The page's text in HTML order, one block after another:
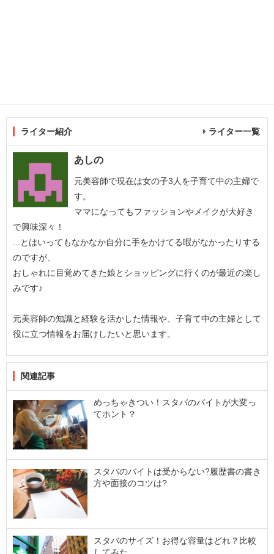
ライター紹介 ライター一覧
あしの
元美容師で現在は女の子3人を子育て中の主婦で
す。
ママになってもファッションやメイクが大好き
で興味深々！
...とはいってもなかなか自分に手をかけてる暇がなかったりする
のですが、
おしゃれに目覚めてきた娘とショッピングに行くのが最近の楽し
みです♪
元美容師の知識と経験を活かした情報や、子育て中の主婦として
役に立つ情報をお届けしたいと思います。
関連記事
めっちゃきつい！スタバのバイトが大変っ
てホント？
スタバのバイトは受からない?履歴書の書き
方や面接のコツは?
スタバのサイズ！お得な容量はどれ？比較